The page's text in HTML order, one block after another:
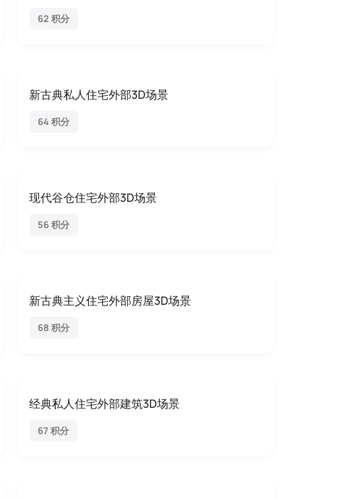
62 积分
新古典私人住宅外部3D场景
64 积分
现代谷仓住宅外部3D场景
56 积分
新古典主义住宅外部房屋3D场景
68 积分
经典私人住宅外部建筑3D场景
67 积分